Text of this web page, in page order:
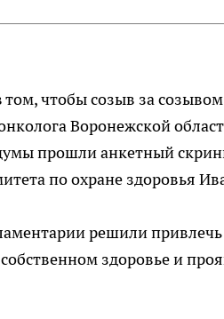
чтобы созыв за
Воронежской
прошли анкетный
по охране здоровья
решили
здоровье и